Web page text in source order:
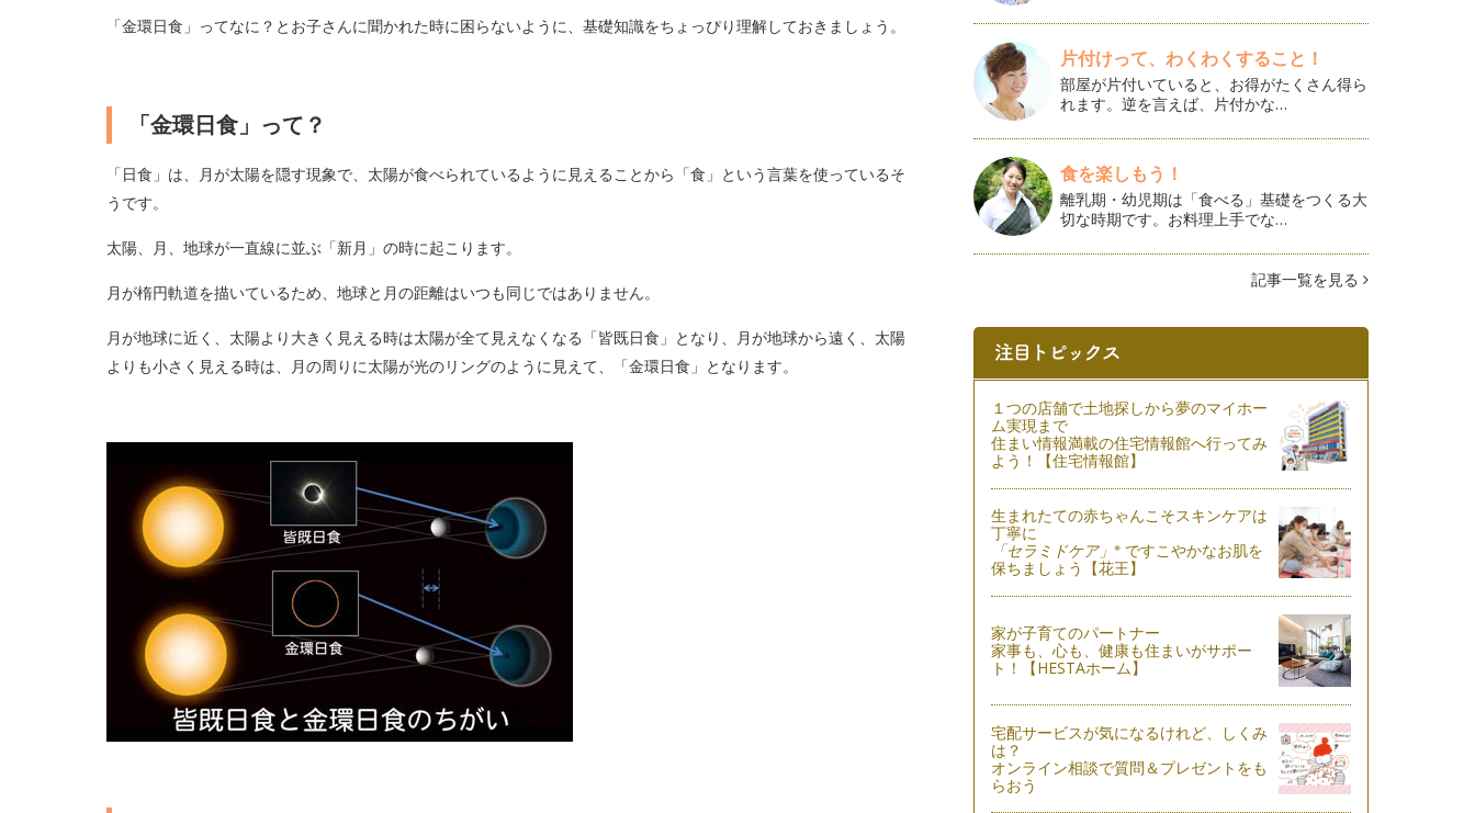
「金環日食」ってなに？とお子さんに聞かれた時に困らないように、基礎知識をちょっぴり理解しておきましょう。
「金環日食」って？
「日食」は、月が太陽を隠す現象で、太陽が食べられているように見えることから「食」という言葉を使っているそ
うです。
太陽、月、地球が一直線に並ぶ「新月」の時に起こります。
月が楕円軌道を描いているため、地球と月の距離はいつも同じではありません。
月が地球に近く、太陽より大きく見える時は太陽が全て見えなくなる「皆既日食」となり、月が地球から遠く、太陽
よりも小さく見える時は、月の周りに太陽が光のリングのように見えて、「金環日食」となります。
片付けって、わくわくすること！
部屋が片付いていると、お得がたくさん得ら
れます。逆を言えば、片付かな…
食を楽しもう！
離乳期・幼児期は「食べる」基礎をつくる大
切な時期です。お料理上手でな…
記事一覧を見る
１つの店舗で土地探しから夢のマイホー
ム実現まで
住まい情報満載の住宅情報館へ行ってみ
よう！【住宅情報館】
生まれたての赤ちゃんこそスキンケアは
丁寧に
「セラミドケア」 ※ですこやかなお肌を
保ちましょう【花王】
家が子育てのパートナー
家事も、心も、健康も住まいがサポー
ト！【HESTAホーム】
宅配サービスが気になるけれど、しくみ
は？
オンライン相談で質問＆プレゼントをも
らおう